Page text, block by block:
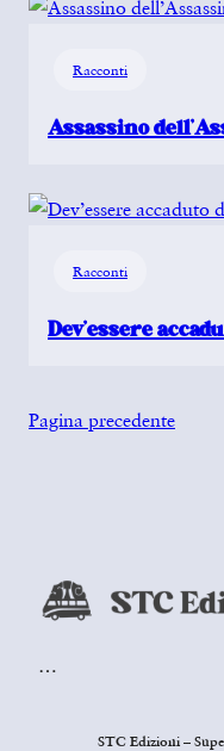
Racconti
Assassino
Racconti
Dev’essere
Pagina precedente
…
STC Edizioni –